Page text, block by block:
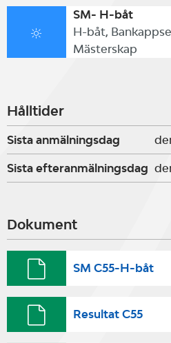
SM- H-båt
H-båt,
Mästerskap
Hålltider
Sista anmälningsdag
Sista efteranmälningsdag
Dokument
SM C55-H-båt
Resultat C55